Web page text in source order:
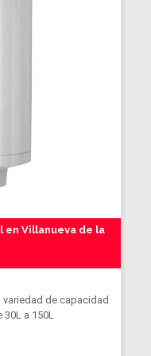
en Villanueva de la
de capacidad
a 150L